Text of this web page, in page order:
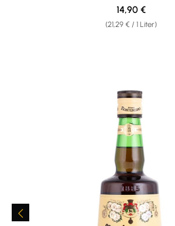
(21,29 € / 1 Liter)
Regulärer Preis:
14,90 €